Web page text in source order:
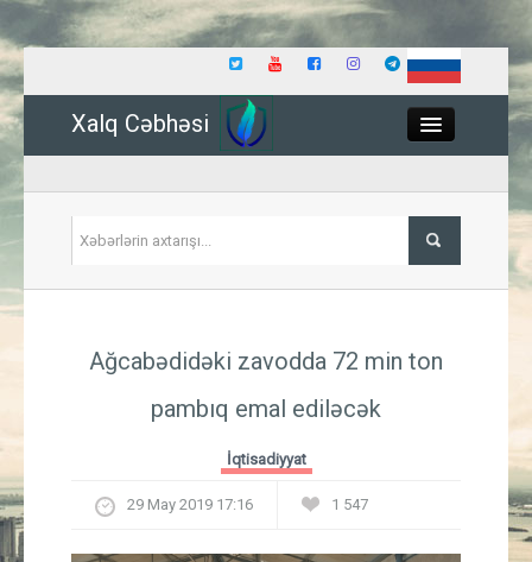
Xalq Cəbhəsi
İqtisadiyyat
Güney Azərbaycan
Ağcabədidəki zavodda 72 min ton
pambıq emal ediləcək
İqtisadiyyat
29 May 2019 17:16 1 547